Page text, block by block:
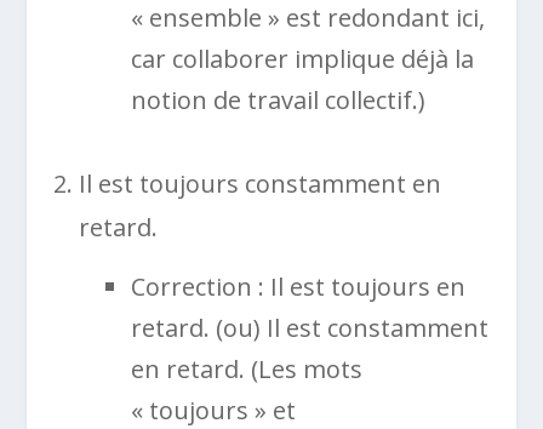
« ensemble » est redondant ici,
car collaborer implique déjà la
notion de travail collectif.)
Il est toujours constamment en
retard.
Correction : Il est toujours en
retard. (ou) Il est constamment
en retard. (Les mots
« toujours » et